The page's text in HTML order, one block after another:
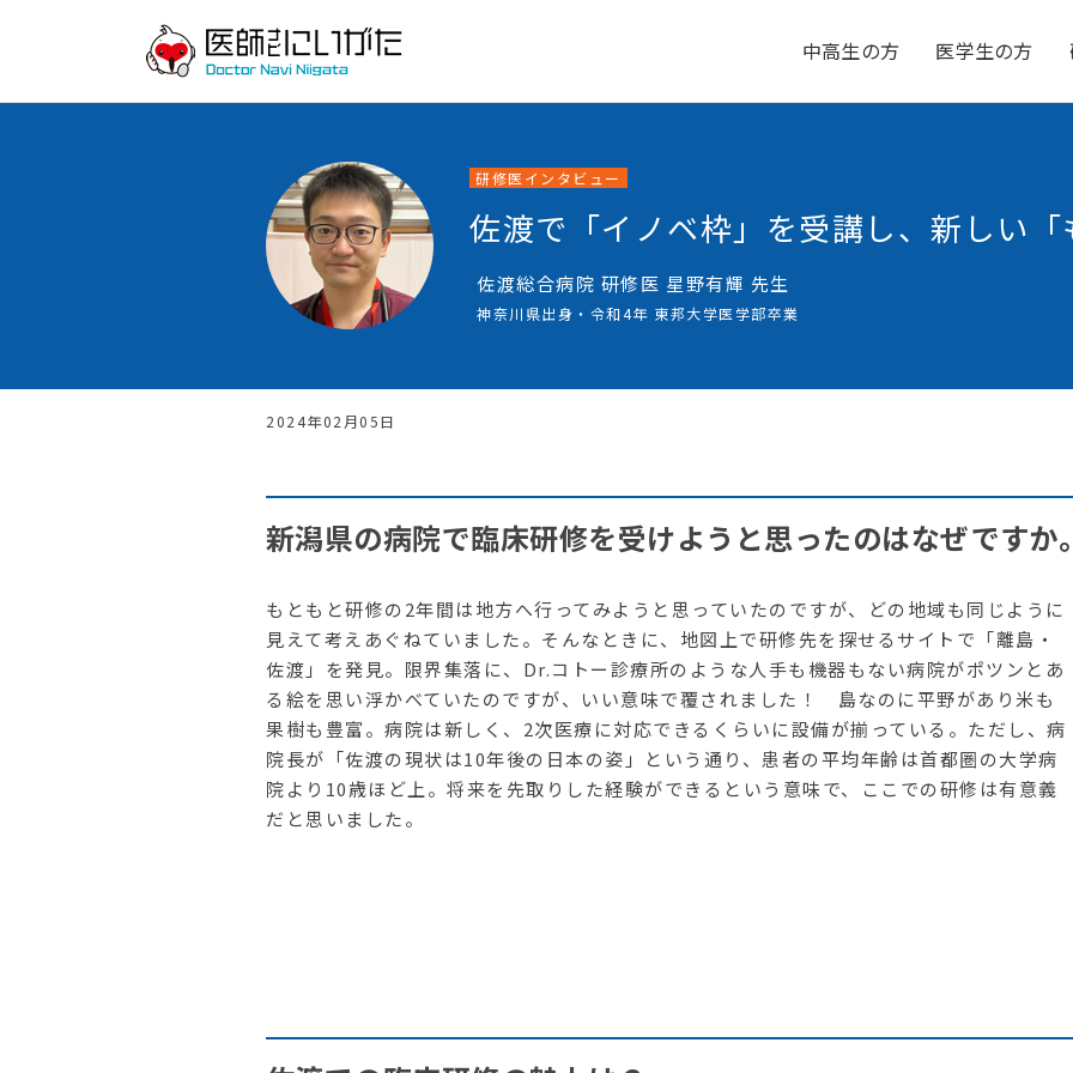
中高生の方 医学生の方
研修医インタビュー
佐渡で「イノベ枠」を受講し、新しい
佐渡総合病院 研修医 星野有輝 先生
神奈川県出身・令和4年 東邦大学医学部卒業
2024年02月05日
新潟県の病院で臨床研修を受けようと思ったのはなぜですか
もともと研修の2年間は地方へ行ってみようと思っていたのですが、どの地域も同じように
見えて考えあぐねていました。そんなときに、地図上で研修先を探せるサイトで「離島・
佐渡」を発見。限界集落に、Dr.コトー診療所のような人手も機器もない病院がポツンとあ
る絵を思い浮かべていたのですが、いい意味で覆されました！ 島なのに平野があり米も
果樹も豊富。病院は新しく、2次医療に対応できるくらいに設備が揃っている。ただし、病
院長が「佐渡の現状は10年後の日本の姿」という通り、患者の平均年齢は首都圏の大学病
院より10歳ほど上。将来を先取りした経験ができるという意味で、ここでの研修は有意義
だと思いました。